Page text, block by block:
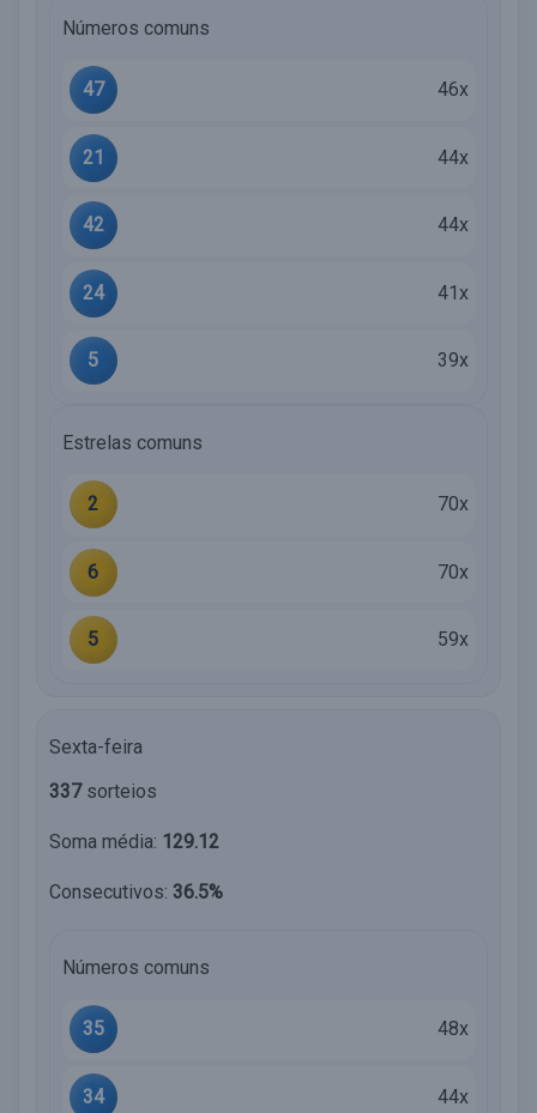
Números comuns
47 46x
21 44x
42 44x
24 41x
5 39x
Estrelas comuns
2 70x
6 70x
5 59x
Sexta-feira
337sorteios
Soma média: 129.12
Consecutivos: 36.5%
Números comuns
35 48x
34 44x